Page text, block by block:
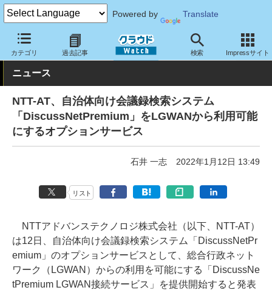
Powered by Translate
カテゴリ 過去記事 検索 Impressサイト
クラウド Watch サービス・ソフト サービス その他
ニュース
NTT-AT、自治体向け会議録検索システム
「DiscussNetPremium」をLGWANから利用可能
にするオプションサービス
石井 一志 2022年1月12日 13:49
リスト
NTTアドバンステクノロジ株式会社（以下、NTT-AT）
は12日、自治体向け会議録検索システム「DiscussNetPr
emium」のオプションサービスとして、総合行政ネット
ワーク（LGWAN）からの利用を可能にする「DiscussNe
tPremium LGWAN接続サービス」を提供開始すると発表